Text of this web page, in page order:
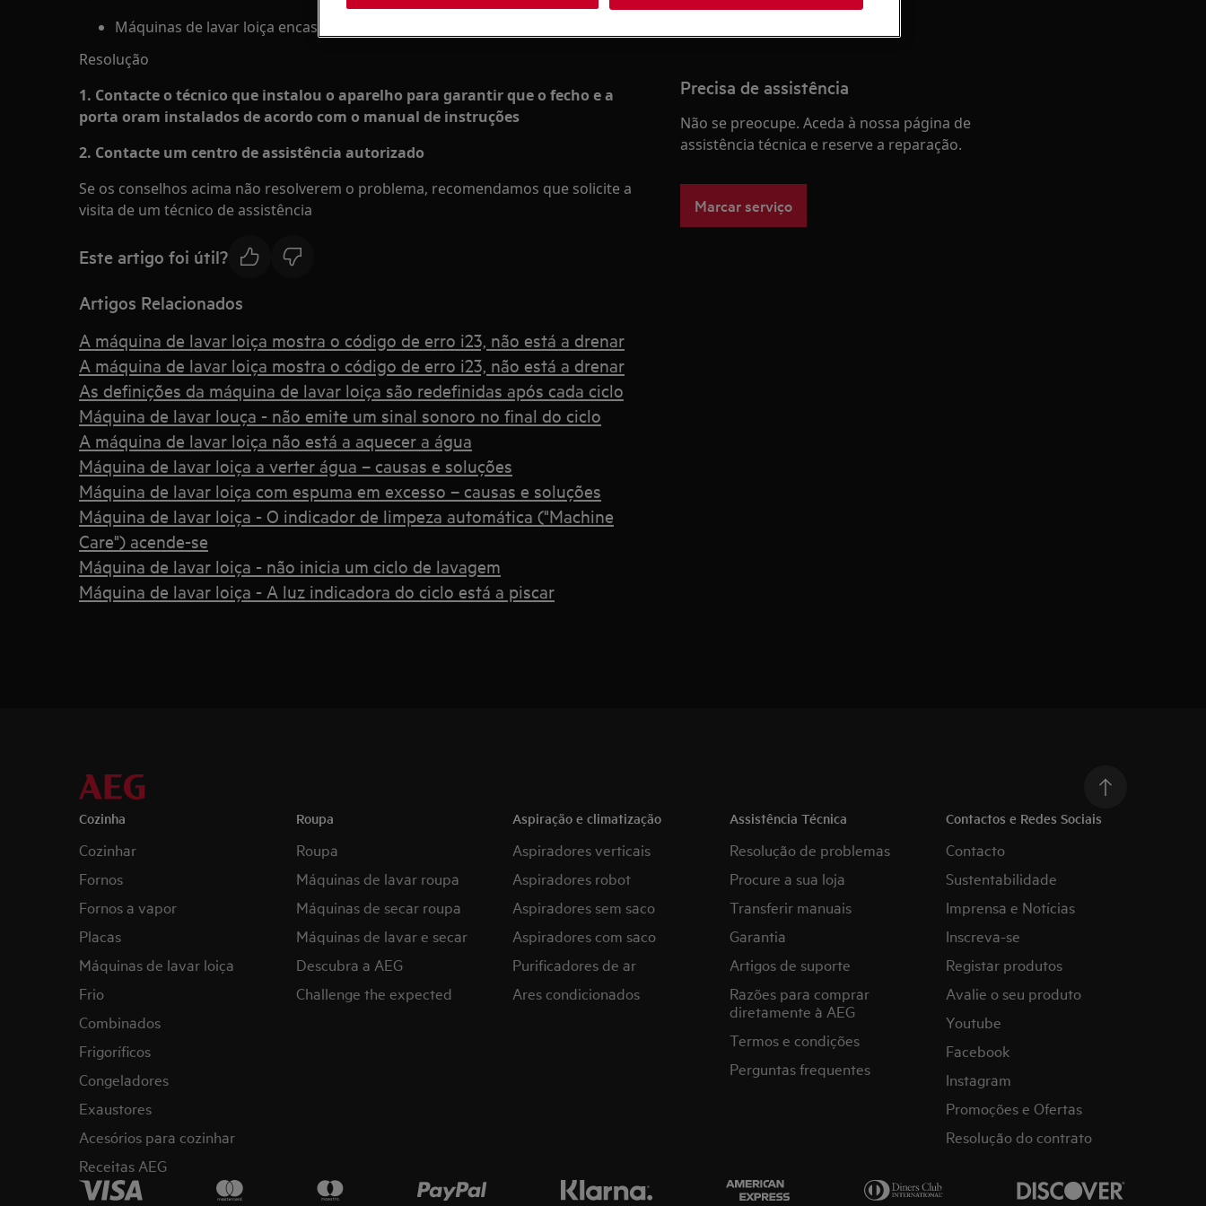
Máquinas de lavar loiça encastráveis
Resolução
1. Contacte o técnico que instalou o aparelho para garantir que o fecho e a
porta oram instalados de acordo com o manual de instruções
2. Contacte um centro de assistência autorizado
Se os conselhos acima não resolverem o problema, recomendamos que solicite a
visita de um técnico de assistência
Este artigo foi útil?
Artigos Relacionados
A máquina de lavar loiça mostra o código de erro i23, não está a drenar
A máquina de lavar loiça mostra o código de erro i23, não está a drenar
As definições da máquina de lavar loiça são redefinidas após cada ciclo
Máquina de lavar louça - não emite um sinal sonoro no final do ciclo
A máquina de lavar loiça não está a aquecer a água
Máquina de lavar loiça a verter água – causas e soluções
Máquina de lavar loiça com espuma em excesso – causas e soluções
Máquina de lavar loiça - O indicador de limpeza automática ("Machine
Care") acende-se
Máquina de lavar loiça - não inicia um ciclo de lavagem
Máquina de lavar loiça - A luz indicadora do ciclo está a piscar
Precisa de assistência
Não se preocupe. Aceda à nossa página de
assistência técnica e reserve a reparação.
Marcar serviço
Cozinha
Cozinhar
Fornos
Fornos a vapor
Placas
Máquinas de lavar loiça
Frio
Combinados
Frigoríficos
Congeladores
Exaustores
Acesórios para cozinhar
Receitas AEG
Roupa
Roupa
Máquinas de lavar roupa
Máquinas de secar roupa
Máquinas de lavar e secar
Descubra a AEG
Challenge the expected
Aspiração e climatização
Aspiradores verticais
Aspiradores robot
Aspiradores sem saco
Aspiradores com saco
Purificadores de ar
Ares condicionados
Assistência Técnica
Resolução de problemas
Procure a sua loja
Transferir manuais
Garantia
Artigos de suporte
Razões para comprar
diretamente à AEG
Termos e condições
Perguntas frequentes
Contactos e Redes Sociais
Contacto
Sustentabilidade
Imprensa e Notícias
Inscreva-se
Registar produtos
Avalie o seu produto
Youtube
Facebook
Instagram
Promoções e Ofertas
Resolução do contrato